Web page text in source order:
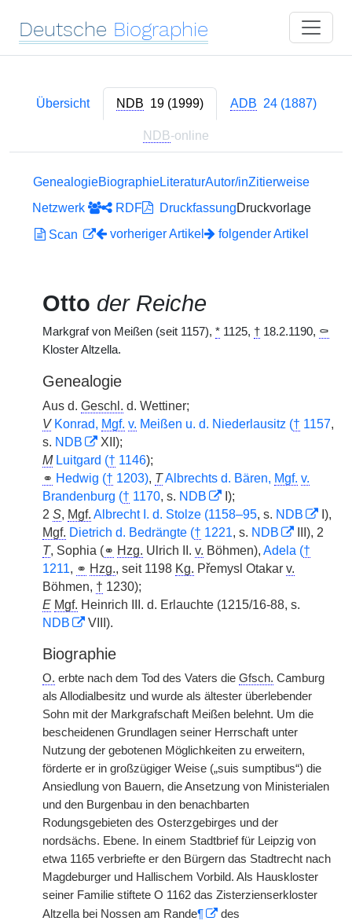
Deutsche Biographie
Übersicht NDB 19 (1999) ADB 24 (1887)
NDB-online
GenealogieBiographieLiteraturAutor/inZitierweise
Netzwerk
RDF DruckfassungDruckvorlage
Scan
vorheriger Artikel folgender Artikel
Otto der Reiche
Markgraf von Meißen (seit 1157), * 1125, † 18.2.1190, ⚰
Kloster Altzella.
Genealogie
Aus d. Geschl. d. Wettiner;
V Konrad, Mgf. v. Meißen u. d. Niederlausitz († 1157,
s. NDB
XII);
M Luitgard († 1146);
⚭ Hedwig († 1203), TAlbrechts d. Bären, Mgf. v.
Brandenburg († 1170, s. NDB
I);
2 S, Mgf. Albrecht I. d. Stolze (1158–95, s. NDB
I),
Mgf. Dietrich d. Bedrängte († 1221, s. NDB
III), 2
T, Sophia (⚭ Hzg. Ulrich II. v. Böhmen), Adela (†
1211, ⚭ Hzg., seit 1198 Kg. Přemysl Otakar v.
Böhmen, † 1230);
E Mgf. Heinrich III. d. Erlauchte (1215/16-88, s.
NDB
VIII).
Biographie
O. erbte nach dem Tod des Vaters die Gfsch. Camburg
als Allodialbesitz und wurde als ältester überlebender
Sohn mit der Markgrafschaft Meißen belehnt. Um die
bescheidenen Grundlagen seiner Herrschaft unter
Nutzung der gebotenen Möglichkeiten zu erweitern,
förderte er in großzügiger Weise („suis sumptibus“) die
Ansiedlung von Bauern, die Ansetzung von Ministerialen
und den Burgenbau in den benachbarten
Rodungsgebieten des Osterzgebirges und der
nordsächs. Ebene. In einem Stadtbrief für Leipzig von
etwa 1165 verbriefte er den Bürgern das Stadtrecht nach
Magdeburger und Hallischem Vorbild. Als Hauskloster
seiner Familie stiftete O 1162 das Zisterzienserkloster
Altzella bei Nossen am Rande¶
des